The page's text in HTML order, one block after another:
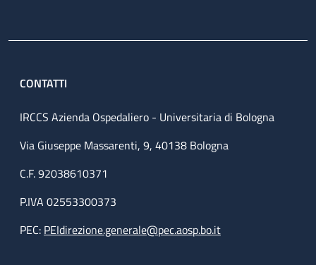
CONTATTI
IRCCS Azienda Ospedaliero - Universitaria di Bologna
Via Giuseppe Massarenti, 9, 40138 Bologna
C.F. 92038610371
P.IVA 02553300373
PEC: PEIdirezione.generale@pec.aosp.bo.it